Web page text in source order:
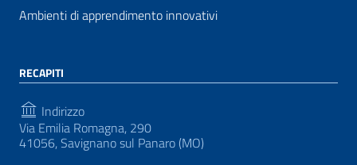
Ambienti di apprendimento innovativi
RECAPITI
Indirizzo
Via Emilia Romagna, 290
41056, Savignano sul Panaro (MO)